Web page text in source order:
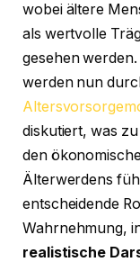
wobei ältere
als wertvolle
gesehen
werden nun
diskutiert, was
den
Älterwerdens
entscheidende
Wahrnehmung,
realistische